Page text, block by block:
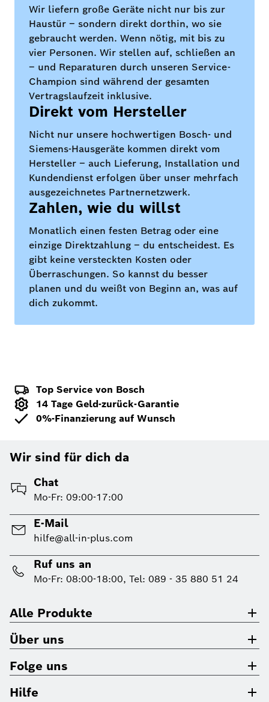
Wir liefern große Geräte nicht nur bis zur
Haustür – sondern direkt dorthin, wo sie
gebraucht werden. Wenn nötig, mit bis zu
vier Personen. Wir stellen auf, schließen an
– und Reparaturen durch unseren Service-
Champion sind während der gesamten
Vertragslaufzeit inklusive.
Direkt vom Hersteller
Nicht nur unsere hochwertigen Bosch- und
Siemens-Hausgeräte kommen direkt vom
Hersteller – auch Lieferung, Installation und
Kundendienst erfolgen über unser mehrfach
ausgezeichnetes Partnernetzwerk.
Zahlen, wie du willst
Monatlich einen festen Betrag oder eine
einzige Direktzahlung – du entscheidest. Es
gibt keine versteckten Kosten oder
Überraschungen. So kannst du besser
planen und du weißt von Beginn an, was auf
dich zukommt.
Top Service von Bosch
14 Tage Geld-zurück-Garantie
0%-Finanzierung auf Wunsch
Wir sind für dich da
Chat
Mo-Fr: 09:00-17:00
E-Mail
hilfe@all-in-plus.com
Ruf uns an
Mo-Fr: 08:00-18:00, Tel: 089 - 35 880 51 24
Alle Produkte
Über uns
Folge uns
Hilfe